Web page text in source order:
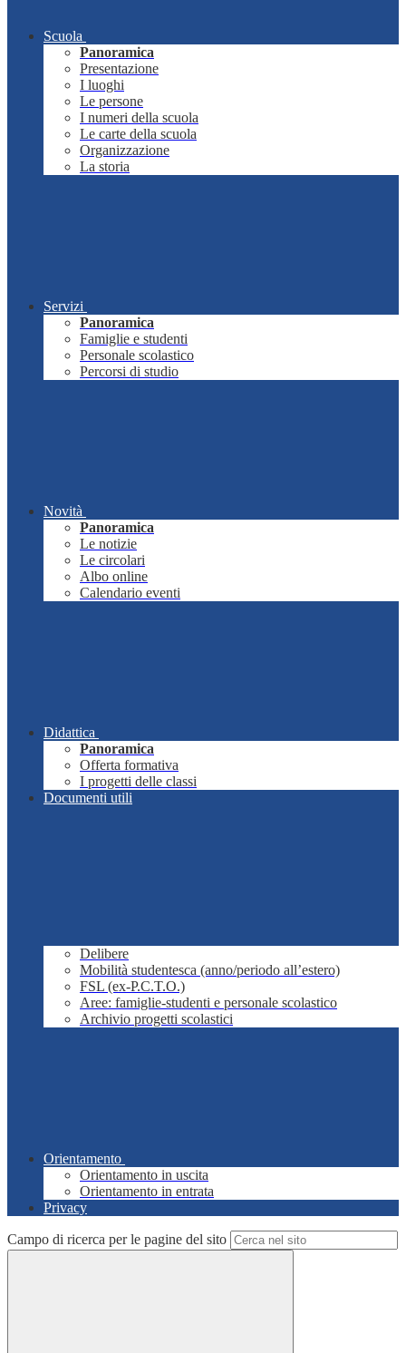
Scuola
Panoramica
Presentazione
I luoghi
Le persone
I numeri della scuola
Le carte della scuola
Organizzazione
La storia
Servizi
Panoramica
Famiglie e studenti
Personale scolastico
Percorsi di studio
Novità
Panoramica
Le notizie
Le circolari
Albo online
Calendario eventi
Didattica
Panoramica
Offerta formativa
I progetti delle classi
Documenti utili
Delibere
Mobilità studentesca (anno/periodo all’estero)
FSL (ex-P.C.T.O.)
Aree: famiglie-studenti e personale scolastico
Archivio progetti scolastici
Orientamento
Orientamento in uscita
Orientamento in entrata
Privacy
Campo di ricerca per le pagine del sito